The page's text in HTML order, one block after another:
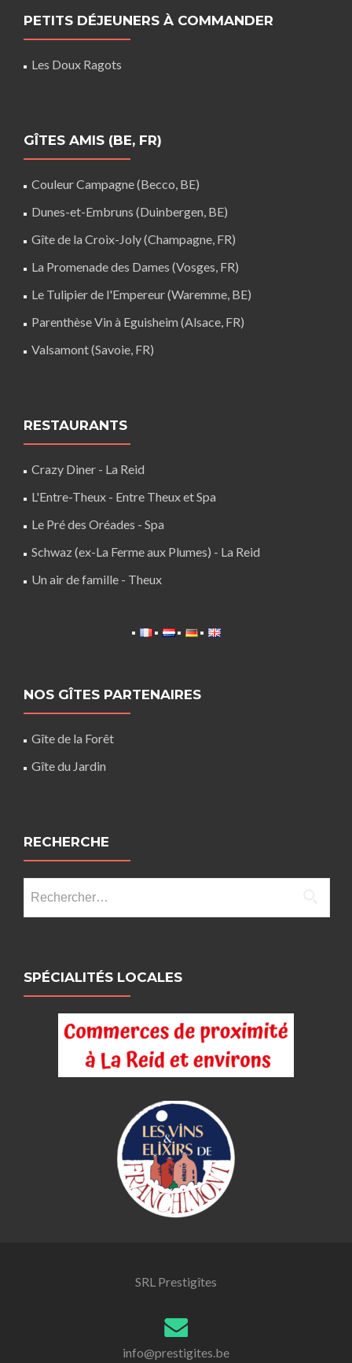
PETITS DÉJEUNERS À COMMANDER
Les Doux Ragots
GÎTES AMIS (BE, FR)
Couleur Campagne (Becco, BE)
Dunes-et-Embruns (Duinbergen, BE)
Gîte de la Croix-Joly (Champagne, FR)
La Promenade des Dames (Vosges, FR)
Le Tulipier de l'Empereur (Waremme, BE)
Parenthèse Vin à Eguisheim (Alsace, FR)
Valsamont (Savoie, FR)
RESTAURANTS
Crazy Diner - La Reid
L'Entre-Theux - Entre Theux et Spa
Le Pré des Oréades - Spa
Schwaz (ex-La Ferme aux Plumes) - La Reid
Un air de famille - Theux
NOS GÎTES PARTENAIRES
Gîte de la Forêt
Gîte du Jardin
RECHERCHE
SPÉCIALITÉS LOCALES
SRL Prestigîtes
info@prestigites.be